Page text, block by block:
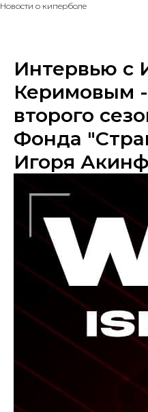
Новости о киперболе
Интервью с
Керимовым
второго
Фонда
Игоря